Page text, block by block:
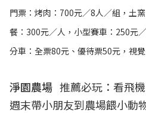
門票：烤肉：700元／8人／組，土
餐：300元／人，小型賽車：250元
分車：全票80元、優待票50元，視
淨園農場 推薦必玩：看飛
週末帶小朋友到農場餵小動